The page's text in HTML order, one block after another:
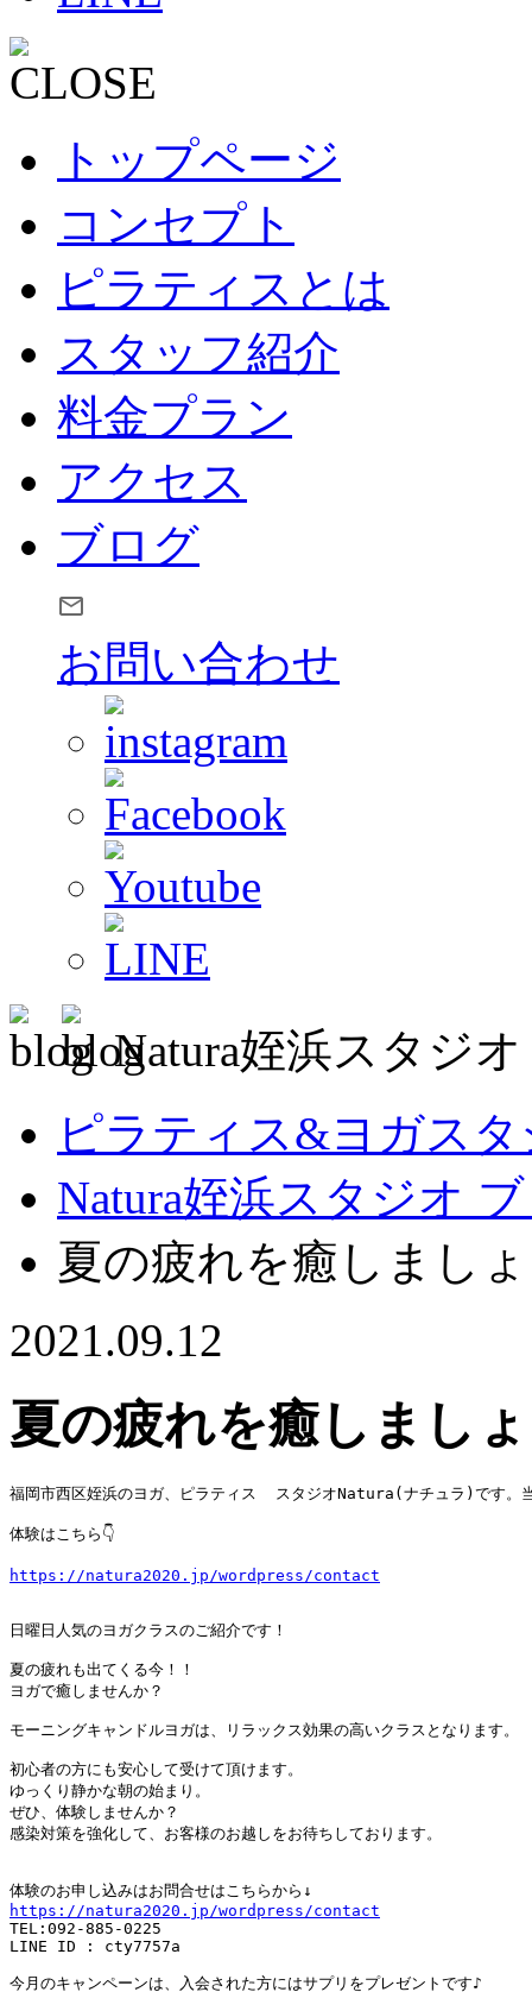
トップページ
コンセプト
ピラティスとは
スタッフ紹介
料金プラン
アクセス
ブログ
お問い合わせ
Natura姪浜スタジ
ピラティス&ヨガスタ
Natura姪浜スタジオ
夏の疲れを癒しまし
2021.09.12
夏の疲れを癒しまし
福岡市西区姪浜のヨガ、ピラティス  スタジオNatura(ナチュラ)です。
体験はこちら👇
https://natura2020.jp/wordpress/contact
日曜日人気のヨガクラスのご紹介です！
夏の疲れも出てくる今！！
ヨガで癒しませんか？
モーニングキャンドルヨガは、リラックス効果の高いクラスとなります。
初心者の方にも安心して受けて頂けます。
ゆっくり静かな朝の始まり。
ぜひ、体験しませんか？
感染対策を強化して、お客様のお越しをお待ちしております。
https://natura2020.jp/wordpress/contact
TEL: 092-885-0225
LINE ID : cty7757a
今月のキャンペーンは、入会された方にはサプリをプレゼントです♪